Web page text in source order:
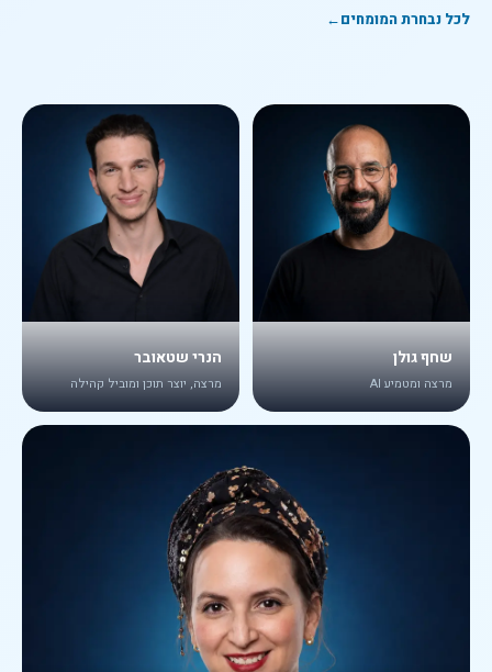
לכל נבחרת המומחים←
שחף גולן
מרצה ומטמיע AI
הנרי שטאובר
מרצה, יוצר תוכן ומוביל קהילה